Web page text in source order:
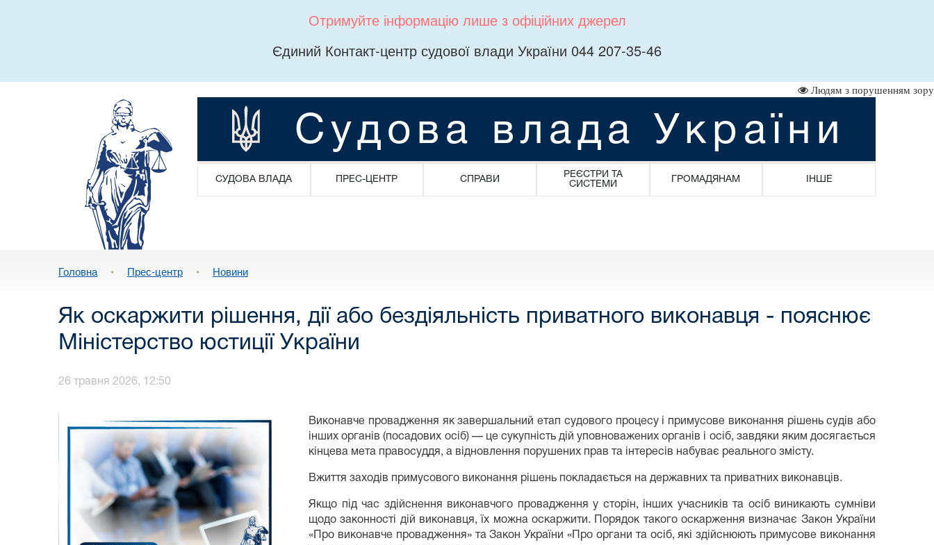
Отримуйте інформацію лише з офіційних джерел
Єдиний Контакт-центр судової влади України 044 207-35-46
Людям з порушенням зору
Судова влада України
СУДОВА ВЛАДА ПРЕС-ЦЕНТР СПРАВИ
РЕЄСТРИ ТА
СИСТЕМИ
ГРОМАДЯНАМ ІНШЕ
Головна • Прес-центр • Новини
Як оскаржити рішення, дії або бездіяльність приватного виконавця - пояснює
Міністерство юстиції України
26 травня 2026, 12:50
Виконавче провадження як завершальний етап судового процесу і примусове виконання рішень судів або
інших органів (посадових осіб) — це сукупність дій уповноважених органів і осіб, завдяки яким досягається
кінцева мета правосуддя, а відновлення порушених прав та інтересів набуває реального змісту.
Вжиття заходів примусового виконання рішень покладається на державних та приватних виконавців.
Якщо під час здійснення виконавчого провадження у сторін, інших учасників та осіб виникають сумніви
щодо законності дій виконавця, їх можна оскаржити. Порядок такого оскарження визначає Закон України
«Про виконавче провадження» та Закон України «Про органи та осіб, які здійснюють примусове виконання